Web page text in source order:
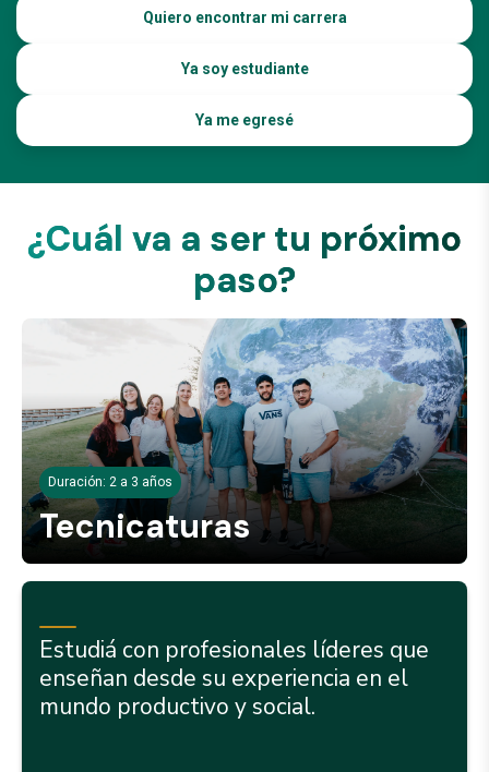
Quiero encontrar mi carrera
Ya soy estudiante
Ya me egresé
¿Cuál va a ser tu próximo
paso?
Duración: 2 a 3 años
Tecnicaturas
Estudiá con profesionales líderes que
enseñan desde su experiencia en el
mundo productivo y social.